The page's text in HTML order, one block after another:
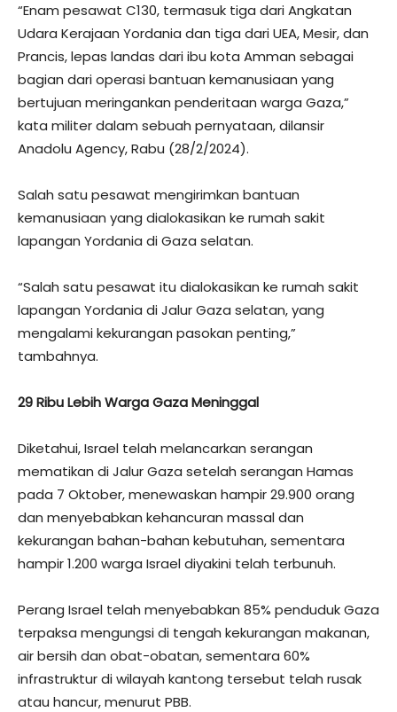
“Enam pesawat C130, termasuk tiga dari Angkatan
Udara Kerajaan Yordania dan tiga dari UEA, Mesir, dan
Prancis, lepas landas dari ibu kota Amman sebagai
bagian dari operasi bantuan kemanusiaan yang
bertujuan meringankan penderitaan warga Gaza,”
kata militer dalam sebuah pernyataan, dilansir
Anadolu Agency, Rabu (28/2/2024).
Salah satu pesawat mengirimkan bantuan
kemanusiaan yang dialokasikan ke rumah sakit
lapangan Yordania di Gaza selatan.
“Salah satu pesawat itu dialokasikan ke rumah sakit
lapangan Yordania di Jalur Gaza selatan, yang
mengalami kekurangan pasokan penting,”
tambahnya.
29 Ribu Lebih Warga Gaza Meninggal
Diketahui, Israel telah melancarkan serangan
mematikan di Jalur Gaza setelah serangan Hamas
pada 7 Oktober, menewaskan hampir 29.900 orang
dan menyebabkan kehancuran massal dan
kekurangan bahan-bahan kebutuhan, sementara
hampir 1.200 warga Israel diyakini telah terbunuh.
Perang Israel telah menyebabkan 85% penduduk Gaza
terpaksa mengungsi di tengah kekurangan makanan,
air bersih dan obat-obatan, sementara 60%
infrastruktur di wilayah kantong tersebut telah rusak
atau hancur, menurut PBB.